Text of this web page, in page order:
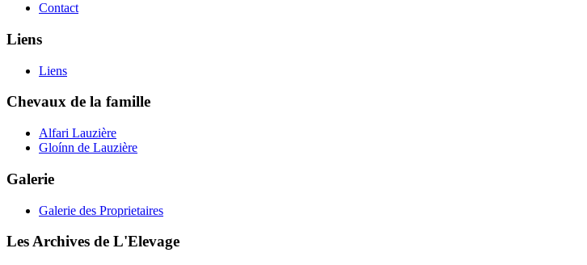
Contact
Liens
Liens
Chevaux de la famille
Alfari Lauzière
Gloínn de Lauzière
Galerie
Galerie des Proprietaires
Les Archives de L'Elevage